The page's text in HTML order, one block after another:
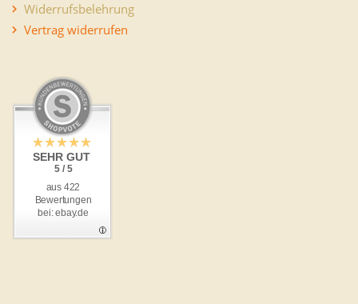
Widerrufsbelehrung
Vertrag widerrufen
SEHR GUT
5 / 5
aus 422
Bewertungen
bei: ebay.de